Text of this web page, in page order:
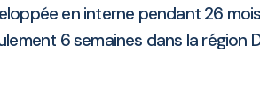
en interne pendant 26
6 semaines dans la région